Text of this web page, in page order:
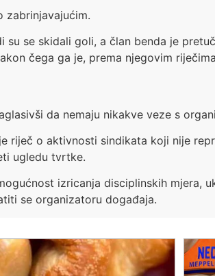
zabrinjavajućim.
se skidali goli, a član benda je
čega ga je, prema njegovim
da nemaju nikakve veze s
riječ o aktivnosti sindikata koji nije
ugledu tvrtke.
izricanja disciplinskih mjera,
se organizatoru događaja.